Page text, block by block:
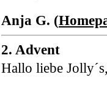
Anja G. (
2. Advent
Hallo liebe